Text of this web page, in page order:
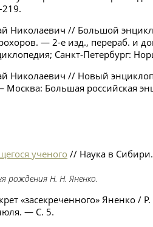
Николаевич // Большой
— 2-е изд., перераб. и
Санкт-Петербург:
Николаевич // Новый
Большая российская
ученого // Наука в
рождения Н. Н. Яненко.
«засекреченного» Яненко /
— С. 5.